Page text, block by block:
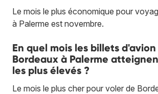
Le mois le plus économique pour
à Palerme est novembre.
En quel mois les billets d'avion
Bordeaux à Palerme
les plus élevés ?
Le mois le plus cher pour voler de